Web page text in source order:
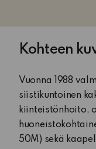
Kohteen
Vuonna 1988
siistikuntoinen
kiinteistönhoito,
50M) sekä